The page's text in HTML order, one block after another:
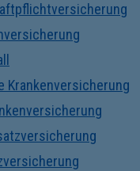
Krankenversicherung